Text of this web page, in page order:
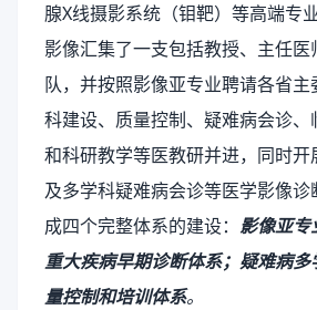
腺X线摄影系统（钼靶）等高端专
影像汇集了一支包括教授、主任
队，并按照影像亚专业聘请各省
科建设、质量控制、疑难病会诊
和科研教学等医教研并进，同时开
及多学科疑难病会诊等医学影像
成四个完整体系的建设： 影像亚专
重大疾病早期诊断体系；疑难病
量控制和培训体系。